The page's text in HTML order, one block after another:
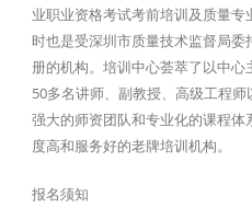
业职业资格考试考前培训及质量
时也是受深圳市质量技术监督局
册的机构。培训中心荟萃了以中
50多名讲师、副教授、高级工程
强大的师资团队和专业化的课程
度高和服务好的老牌培训机构。
报名须知